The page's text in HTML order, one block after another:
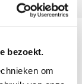
bezoekt.
om